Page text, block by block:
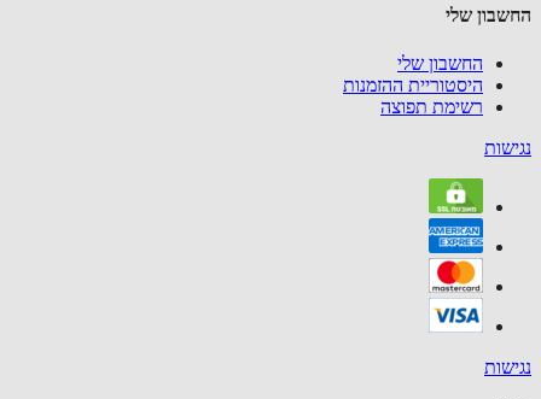
שלי
החשבון שלי
היסטוריית ההזמנות
רשימת תפוצה